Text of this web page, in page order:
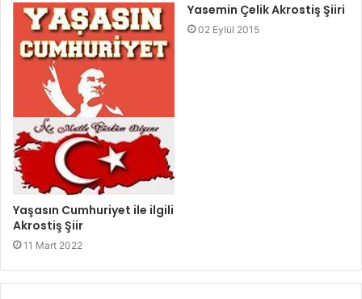
Yaşasın Cumhuriyet ile ilgili
Akrostiş Şiir
11 Mart 2022
Yasemin Çelik Akrostiş Şiiri
02 Eylül 2015